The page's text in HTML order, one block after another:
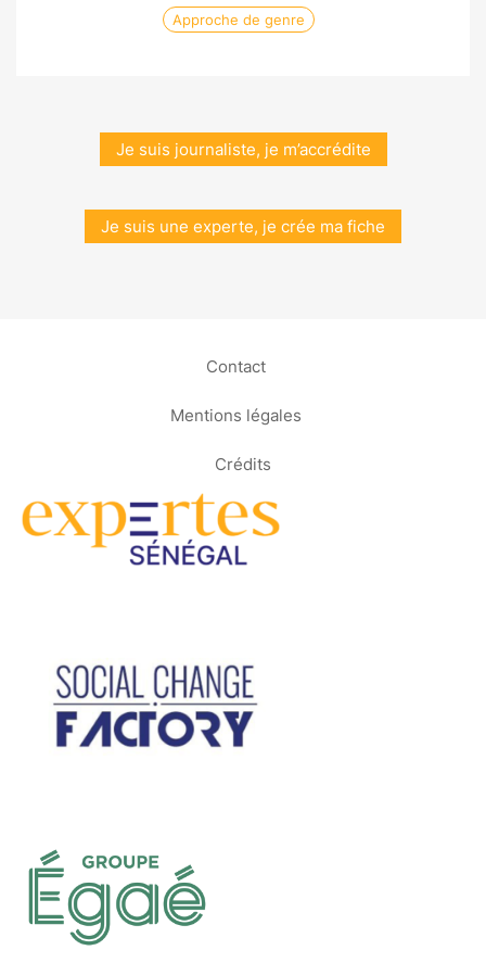
Approche de genre
Je suis journaliste, je m’accrédite
Je suis une experte, je crée ma fiche
Contact
Mentions légales
Crédits